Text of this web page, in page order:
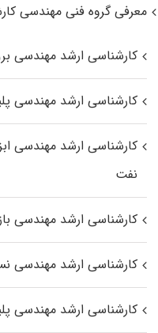
معرفی گروه فنی مهندسی
کارشناسی ارشد مهندسی
کارشناسی ارشد مهندسی
کارشناسی ارشد مهندسی
نفت
کارشناسی ارشد مهندسی
کارشناسی ارشد مهندسی
کارشناسی ارشد مهندسی